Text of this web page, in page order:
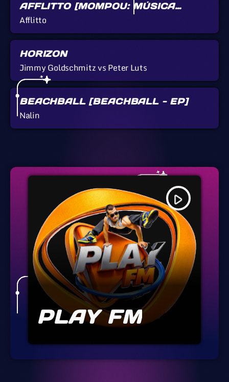
AFFLITTO [MOMPOU: MÚSICA
CALLADA]
Afflitto
HORIZON
Jimmy Goldschmitz vs Peter Luts
BEACHBALL [BEACHBALL - EP]
Nalin
play_arrow
PLAY FM